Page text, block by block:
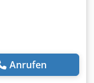
Anrufen